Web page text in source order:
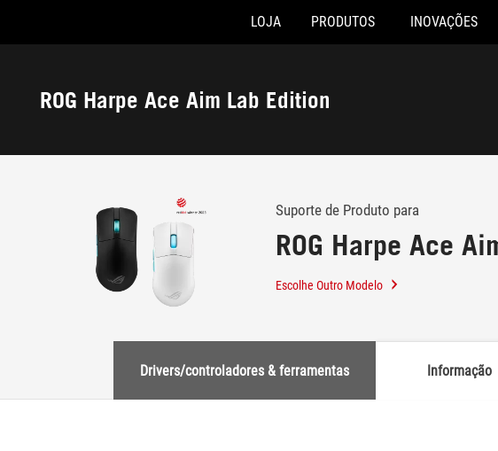
Accessibility links
LOJA PRODUTOS INOVAÇÕES
ROG Harpe Ace Aim Lab Edition
Suporte de Produto para
ROG Harpe Ace
Escolhe Outro Modelo
Drivers/controladores & ferramentas Informação